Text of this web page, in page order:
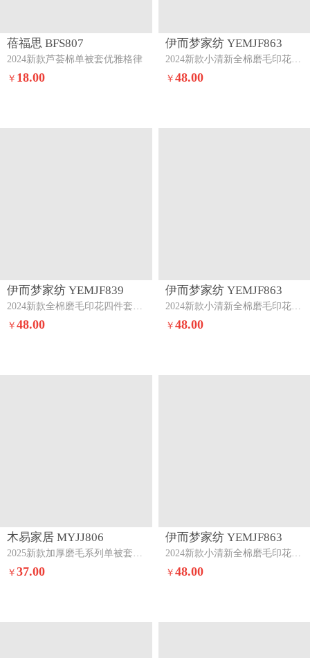
蓓福思 BFS807
2024新款芦荟棉单被套优雅格律
￥ 18.00
伊而梦家纺 YEMJF863
2024新款小清新全棉磨毛印花四件套系列单品被套芳华
￥ 48.00
伊而梦家纺 YEMJF839
2024新款全棉磨毛印花四件套系列单品被套梦动之城-灰
￥48.00
伊而梦家纺 YEMJF863
2024新款小清新全棉磨毛印花四件套系列单品被套悠果
￥ 48.00
木易家居 MYJJ806
2025新款加厚磨毛系列单被套初遇简约
￥37.00
伊而梦家纺 YEMJF863
2024新款小清新全棉磨毛印花四件套系列单品被套爱心小熊
￥ 48.00